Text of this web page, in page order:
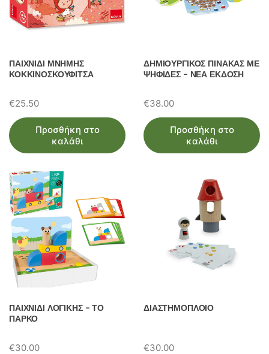
ΠΑΙΧΝΙΔΙ ΜΝΗΜΗΣ
ΚΟΚΚΙΝΟΣΚΟΥΦΙΤΣΑ
€25.50
Προσθήκη στο
καλάθι
ΔΗΜΙΟΥΡΓΙΚΟΣ ΠΙΝΑΚΑΣ ΜΕ
ΨΗΦΙΔΕΣ – ΝΕΑ ΕΚΔΟΣΗ
€38.00
Προσθήκη στο
καλάθι
ΠΑΙΧΝΙΔΙ ΛΟΓΙΚΗΣ – ΤΟ
ΠΑΡΚΟ
€30.00
ΔΙΑΣΤΗΜΟΠΛΟΙΟ
€30.00